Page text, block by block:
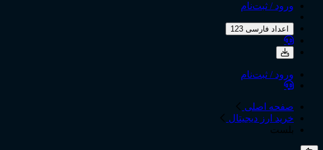
ورود / ثبت‌نام
اعداد فارسی 123
ورود / ثبت‌نام
صفحه اصلی
خرید ارز دیجیتال
بلست